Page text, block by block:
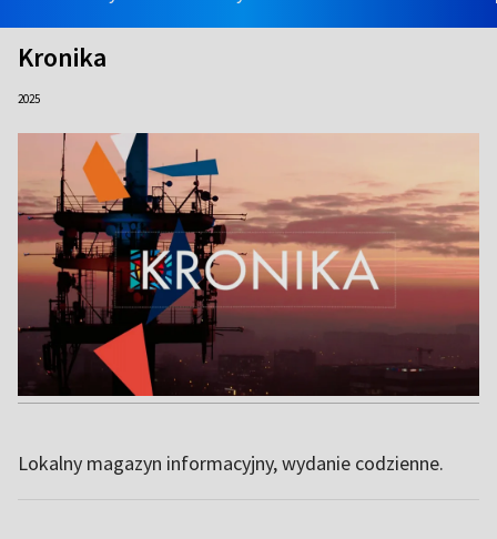
Kronika
2025
Lokalny magazyn informacyjny, wydanie codzienne.